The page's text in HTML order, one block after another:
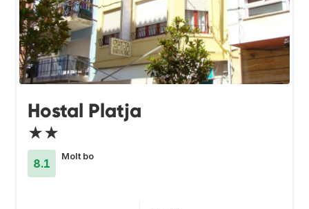
Hostal Platja
★★
8.1
Molt bo